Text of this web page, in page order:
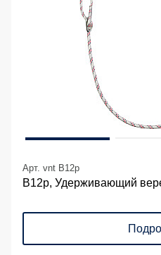
Арт. vnt B12p
В12р, Удерживающий